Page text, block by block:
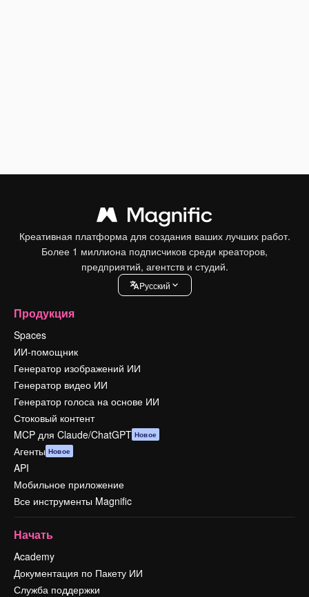
Креативная платформа для создания ваших лучших работ.
Более 1 миллиона подписчиков среди креаторов,
предприятий, агентств и студий.
Pусский
Продукция
Spaces
ИИ-помощник
Генератор изображений ИИ
Генератор видео ИИ
Генератор голоса на основе ИИ
Стоковый контент
MCP для Claude/ChatGPT Новое
Агенты Новое
API
Мобильное приложение
Все инструменты Magnific
Начать
Academy
Документация по Пакету ИИ
Служба поддержки